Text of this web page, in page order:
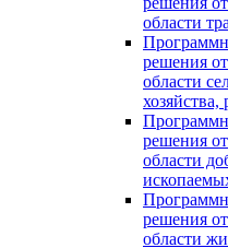
области
решения
области
хозяйства,
решения
области
решения
области